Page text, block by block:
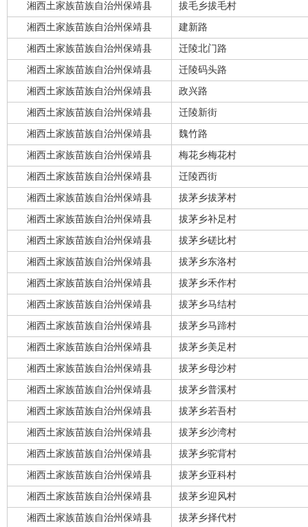
湘西土家族苗族自治州保靖县 拔毛乡拔毛村
湘西土家族苗族自治州保靖县 建新路
湘西土家族苗族自治州保靖县 迁陵北门路
湘西土家族苗族自治州保靖县 迁陵码头路
湘西土家族苗族自治州保靖县 政兴路
湘西土家族苗族自治州保靖县 迁陵新街
湘西土家族苗族自治州保靖县 魏竹路
湘西土家族苗族自治州保靖县 梅花乡梅花村
湘西土家族苗族自治州保靖县 迁陵西街
湘西土家族苗族自治州保靖县 拔茅乡拔茅村
湘西土家族苗族自治州保靖县 拔茅乡补足村
湘西土家族苗族自治州保靖县 拔茅乡磋比村
湘西土家族苗族自治州保靖县 拔茅乡东洛村
湘西土家族苗族自治州保靖县 拔茅乡禾作村
湘西土家族苗族自治州保靖县 拔茅乡马结村
湘西土家族苗族自治州保靖县 拔茅乡马蹄村
湘西土家族苗族自治州保靖县 拔茅乡美足村
湘西土家族苗族自治州保靖县 拔茅乡母沙村
湘西土家族苗族自治州保靖县 拔茅乡普溪村
湘西土家族苗族自治州保靖县 拔茅乡若吾村
湘西土家族苗族自治州保靖县 拔茅乡沙湾村
湘西土家族苗族自治州保靖县 拔茅乡驼背村
湘西土家族苗族自治州保靖县 拔茅乡亚科村
湘西土家族苗族自治州保靖县 拔茅乡迎风村
湘西土家族苗族自治州保靖县 拔茅乡择代村